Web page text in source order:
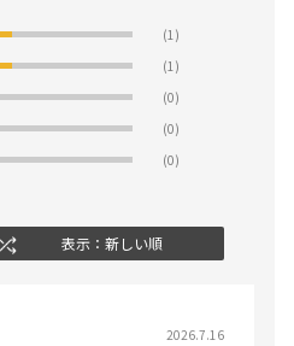
(1)
(1)
(0)
(0)
(0)
表示：新しい順
2026.7.16